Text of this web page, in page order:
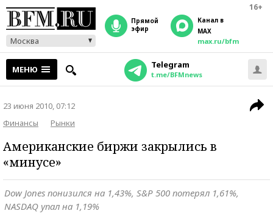
16+
Москва
прямой
эфир
Канал в
MAX
max.ru/bfm
МЕНЮ Telegram
t.me/BFMnews
23 июня 2010, 07:12
Финансы
Рынки
Американские биржи закрылись в
«минусе»
Dow Jones понизился на 1,43%, S&P 500 потерял 1,61%,
NASDAQ упал на 1,19%